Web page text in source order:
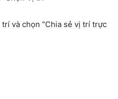
và chọn “Chia sẻ vị trí trực